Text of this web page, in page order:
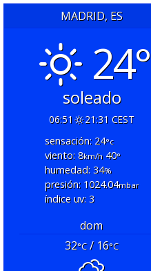
MADRID, ES
24°
soleado
06:51
21:31 CEST
sensación: 24°c
viento: 8km/h40°
humedad: 34%
presión: 1024.04mbar
índice uv: 3
dom
32°C/ 16°C